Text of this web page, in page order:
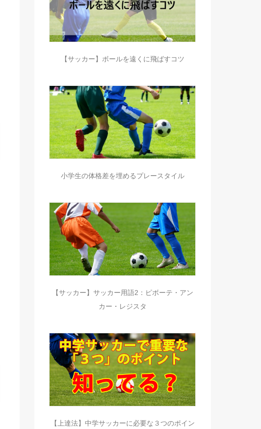
【サッカー】ボールを遠くに飛ばすコツ
小学生の体格差を埋めるプレースタイル
【サッカー】サッカー用語2：ピボーテ・アン
カー・レジスタ
【上達法】中学サッカーに必要な３つのポイン